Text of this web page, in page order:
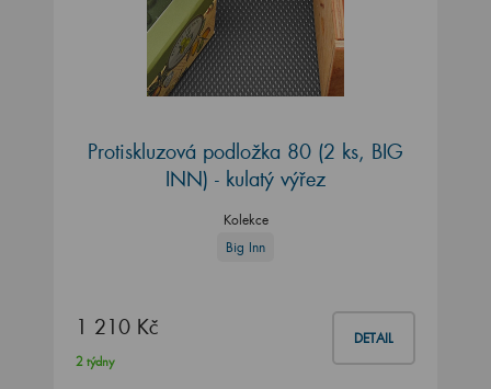
Protiskluzová podložka 80 (2 ks, BIG
INN) - kulatý výřez
Kolekce
Big Inn
1 210 Kč DETAIL
2 týdny